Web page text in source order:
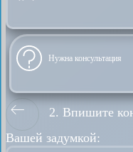
Нужна консультация
2. Впишите
Вашей задумкой: